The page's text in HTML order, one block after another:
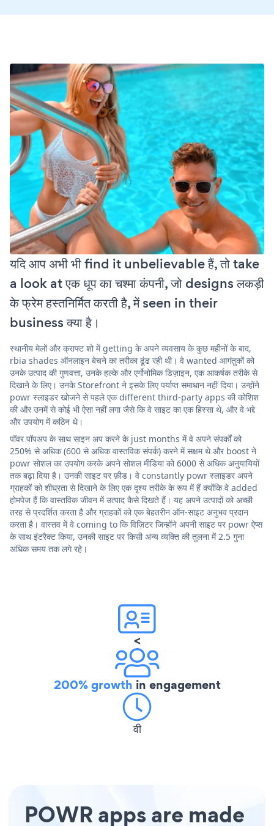
यदि आप अभी भी find it unbelievable हैं, तो take
a look at एक धूप का चश्मा कंपनी, जो designs लकड़ी
के फ्रेम हस्तनिर्मित करती है, में seen in their
business क्या है।
स्थानीय मेलों और क्राफ्ट शो में getting के अपने व्यवसाय के कुछ महीनों के बाद,
rbia shades ऑनलाइन बेचने का तरीका ढूंढ रही थी। वे wanted आगंतुकों को
उनके उत्पाद की गुणवत्ता, उनके हल्के और एर्गोनोमिक डिज़ाइन, एक आकर्षक तरीके से
दिखाने के लिए। उनके Storefront ने इसके लिए पर्याप्त समाधान नहीं दिया। उन्होंने
powr स्लाइडर खोजने से पहले एक different third-party apps की कोशिश
की और उनमें से कोई भी ऐसा नहीं लगा जैसे कि वे साइट का एक हिस्सा थे, और वे भद्दे
और उपयोग में कठिन थे।
पॉवर पॉपअप के साथ साइन अप करने के just months में वे अपने संपर्कों को
250% से अधिक (600 से अधिक वास्तविक संपर्क) करने में सक्षम थे और boost ने
powr सोशल का उपयोग करके अपने सोशल मीडिया को 6000 से अधिक अनुयायियों
तक बढ़ा दिया है। उनकी साइट पर फ़ीड। वे constantly powr स्लाइडर अपने
ग्राहकों को शीघ्रता से दिखाने के लिए एक दृश्य तरीके के रूप में हैं क्योंकि वे added
होमपेज हैं कि वास्तविक जीवन में उत्पाद कैसे दिखते हैं। यह अपने उत्पादों को अच्छी
तरह से प्रदर्शित करता है और ग्राहकों को एक बेहतरीन ऑन-साइट अनुभव प्रदान
करता है। वास्तव में वे coming to कि विज़िटर जिन्होंने अपनी साइट पर powr ऐप्स
के साथ इंटरैक्ट किया, उनकी साइट पर किसी अन्य व्यक्ति की तुलना में 2.5 गुना
अधिक समय तक लगे रहे।
<
200% growth in engagement
वी
POWR apps are made